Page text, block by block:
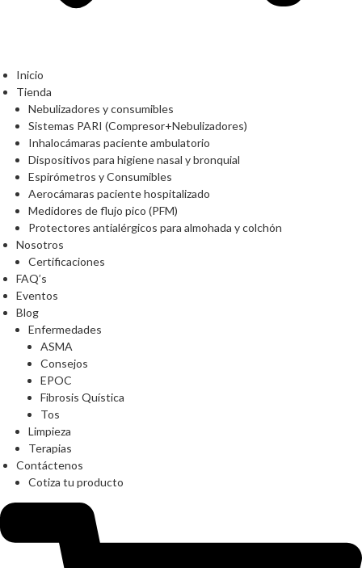
Inicio
Tienda
Nebulizadores y consumibles
Sistemas PARI (Compresor+Nebulizadores)
Inhalocámaras paciente ambulatorio
Dispositivos para higiene nasal y bronquial
Espirómetros y Consumibles
Aerocámaras paciente hospitalizado
Medidores de flujo pico (PFM)
Protectores antialérgicos para almohada y colchón
Nosotros
Certificaciones
FAQ’s
Eventos
Blog
Enfermedades
ASMA
Consejos
EPOC
Fibrosis Quística
Tos
Limpieza
Terapias
Contáctenos
Cotiza tu producto